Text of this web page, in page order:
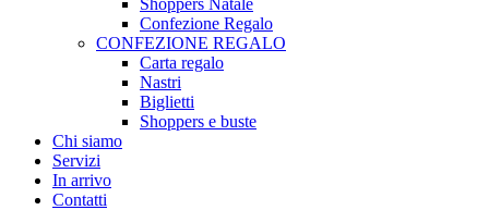
Shoppers Natale
Confezione Regalo
CONFEZIONE REGALO
Carta regalo
Nastri
Biglietti
Shoppers e buste
Chi siamo
Servizi
In arrivo
Contatti